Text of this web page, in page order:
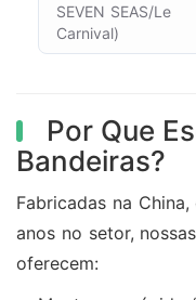
SEVEN SEAS/Le
Carnival)
Por Que
Bandeiras?
Fabricadas na
anos no setor,
oferecem: